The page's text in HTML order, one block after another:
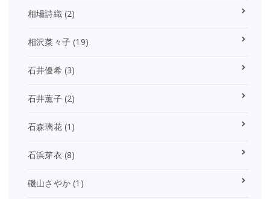
相場詩織(2)
相沢菜々子 (19)
石井優希(3)
石井薫子(2)
石森璃花(1)
石浜芽衣 (8)
磯山さやか (1)